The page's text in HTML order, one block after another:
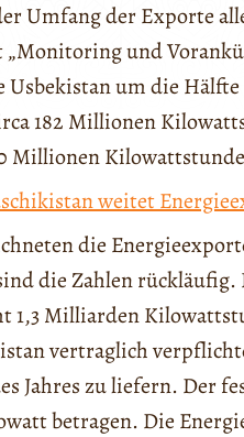
Umfang der Exporte
und
Usbekistan um die
182 Millionen
Millionen
weitet
die
die Zahlen rückläufig.
1,3 Milliarden
vertraglich
Jahres zu liefern. Der
betragen. Die